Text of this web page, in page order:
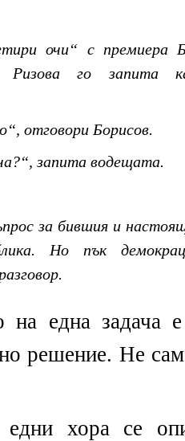
очи“ с премиера
Ризова го запита
отговори Борисов.
запита водещата.
за бившия и
Но пък
на една задача
решение. Не
едни хора се